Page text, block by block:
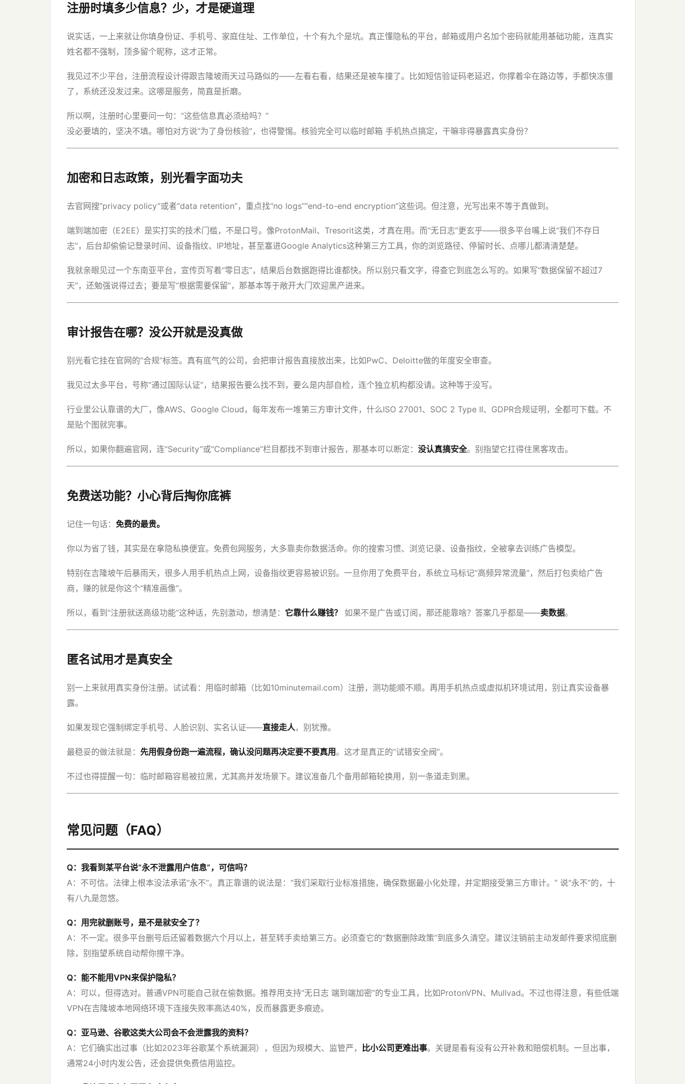
注册时填多少信息？少，才是硬道理
说实话，一上来就让你填身份证、手机号、家庭住址、工作单位，十个有九个是坑。真正懂隐私的平台，邮箱或用户名加个密码就能用基础功能，连真实
姓名都不强制，顶多留个昵称，这才正常。
我见过不少平台，注册流程设计得跟吉隆坡雨天过马路似的——左看右看，结果还是被车撞了。比如短信验证码老延迟，你撑着伞在路边等，手都快冻僵
了，系统还没发过来。这哪是服务，简直是折磨。
所以啊，注册时心里要问一句：“这些信息真必须给吗？”
没必要填的，坚决不填。哪怕对方说“为了身份核验”，也得警惕。核验完全可以临时邮箱 手机热点搞定，干嘛非得暴露真实身份？
加密和日志政策，别光看字面功夫
去官网搜“privacy policy”或者“data retention”，重点找“no logs”“end-to-end encryption”这些词。但注意，光写出来不等于真做到。
端到端加密（E2EE）是实打实的技术门槛，不是口号。像ProtonMail、Tresorit这类，才真在用。而“无日志”更玄乎——很多平台嘴上说“我们不存日
志”，后台却偷偷记登录时间、设备指纹、IP地址，甚至塞进Google Analytics这种第三方工具，你的浏览路径、停留时长、点哪儿都清清楚楚。
我就亲眼见过一个东南亚平台，宣传页写着“零日志”，结果后台数据跑得比谁都快。所以别只看文字，得查它到底怎么写的。如果写“数据保留不超过7
天”，还勉强说得过去；要是写“根据需要保留”，那基本等于敞开大门欢迎黑产进来。
审计报告在哪？没公开就是没真做
别光看它挂在官网的“合规”标签。真有底气的公司，会把审计报告直接放出来，比如PwC、Deloitte做的年度安全审查。
我见过太多平台，号称“通过国际认证”，结果报告要么找不到，要么是内部自检，连个独立机构都没请。这种等于没写。
行业里公认靠谱的大厂，像AWS、Google Cloud，每年发布一堆第三方审计文件，什么ISO 27001、SOC 2 Type II、GDPR合规证明，全都可下载。不
是贴个图就完事。
所以，如果你翻遍官网，连“Security”或“Compliance”栏目都找不到审计报告，那基本可以断定： 没认真搞安全。别指望它扛得住黑客攻击。
免费送功能？小心背后掏你底裤
记住一句话： 免费的最贵。
你以为省了钱，其实是在拿隐私换便宜。免费包网服务，大多靠卖你数据活命。你的搜索习惯、浏览记录、设备指纹，全被拿去训练广告模型。
特别在吉隆坡午后暴雨天，很多人用手机热点上网，设备指纹更容易被识别。一旦你用了免费平台，系统立马标记“高频异常流量”，然后打包卖给广告
商，赚的就是你这个“精准画像”。
所以，看到“注册就送高级功能”这种话，先别激动，想清楚： 它靠什么赚钱？ 如果不是广告或订阅，那还能靠啥？答案几乎都是——卖数据。
匿名试用才是真安全
别一上来就用真实身份注册。试试看：用临时邮箱（比如10minutemail.com）注册，测功能顺不顺。再用手机热点或虚拟机环境试用，别让真实设备暴
露。
如果发现它强制绑定手机号、人脸识别、实名认证——直接走人 ，别犹豫。
最稳妥的做法就是： 先用假身份跑一遍流程，确认没问题再决定要不要真用。这才是真正的“试错安全阀”。
不过也得提醒一句：临时邮箱容易被拉黑，尤其高并发场景下。建议准备几个备用邮箱轮换用，别一条道走到黑。
常见问题（FAQ）
Q：我看到某平台说“永不泄露用户信息”，可信吗？
A：不可信。法律上根本没法承诺“永不”。真正靠谱的说法是：“我们采取行业标准措施，确保数据最小化处理，并定期接受第三方审计。” 说“永不”的，十
有八九是忽悠。
Q：用完就删账号，是不是就安全了？
A：不一定。很多平台删号后还留着数据六个月以上，甚至转手卖给第三方。必须查它的“数据删除政策”到底多久清空。建议注销前主动发邮件要求彻底删
除，别指望系统自动帮你擦干净。
Q：能不能用VPN来保护隐私？
A：可以，但得选对。普通VPN可能自己就在偷数据。推荐用支持“无日志 端到端加密”的专业工具，比如ProtonVPN、Mullvad。不过也得注意，有些低端
VPN在吉隆坡本地网络环境下连接失败率高达40%，反而暴露更多痕迹。
Q：亚马逊、谷歌这类大公司会不会泄露我的资料？
A：它们确实出过事（比如2023年谷歌某个系统漏洞），但因为规模大、监管严，
比小公司更难出事。关键是看有没有公开补救和赔偿机制。一旦出事，
通常24小时内发公告，还会提供免费信用监控。